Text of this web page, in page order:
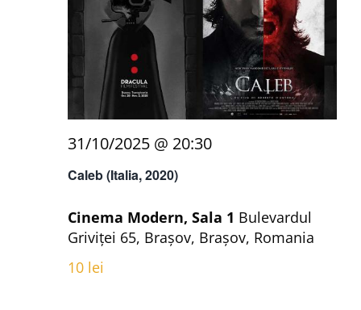
Contact
Caleb (Italia, 2020)
31/10/2025 @ 20:30
Cinema Modern, Sala 1 Bulevardul
Griviței 65, Brașov, Brașov, Romania
10 lei